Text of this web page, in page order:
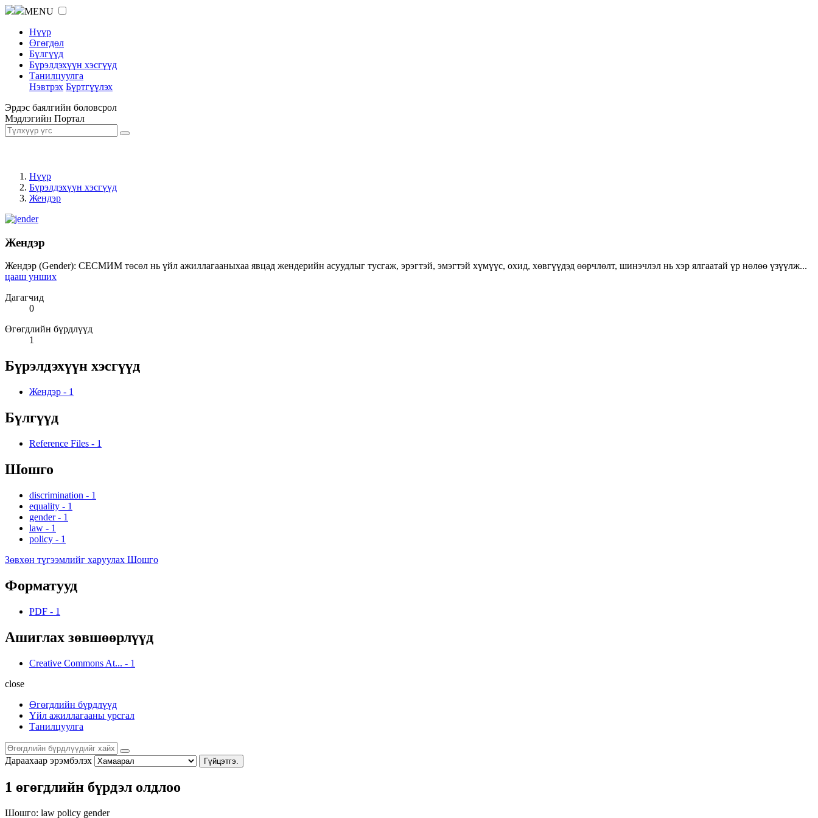
MENU
Нүүр
Өгөгдөл
Бүлгүүд
Бүрэлдэхүүн хэсгүүд
Танилцуулга
Нэвтрэх Бүртгүүлэх
Эрдэс баялгийн боловсрол
Мэдлэгийн Портал
Нүүр
Бүрэлдэхүүн хэсгүүд
Жендэр
Жендэр
Жендэр (Gender): СЕСМИМ төсөл нь үйл ажиллагааныхаа явцад жендерийн асуудлыг тусгаж, эрэгтэй, эмэгтэй хүмүүс, охид, хөвгүүдэд өөрчлөлт, шинэчлэл нь хэр ялгаатай үр нөлөө үзүүлж...
цааш унших
Дагагчид
0
Өгөгдлийн бүрдлүүд
1
Бүрэлдэхүүн хэсгүүд
Жендэр - 1
Бүлгүүд
Reference Files - 1
Шошго
discrimination - 1
equality - 1
gender - 1
law - 1
policy - 1
Зөвхөн түгээмлийг харуулах Шошго
Форматууд
PDF - 1
Ашиглах зөвшөөрлүүд
Creative Commons At... - 1
close
Өгөгдлийн бүрдлүүд
Үйл ажиллагааны урсгал
Танилцуулга
Дараахаар эрэмбэлэх Гүйцэтгэ.
1 өгөгдлийн бүрдэл олдлоо
Шошго: law policy gender